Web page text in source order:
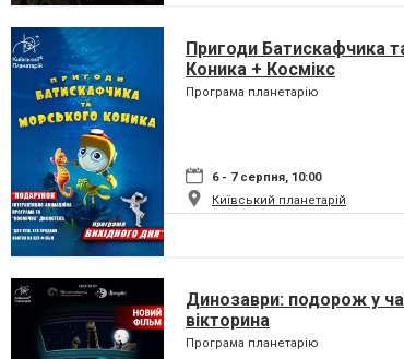
Пригоди Батискафчика
Коника + Космікс
Програма планетарію
6 - 7 серпня, 10:00
Київський планетарій
Динозаври: подорож у
вікторина
Програма планетарію